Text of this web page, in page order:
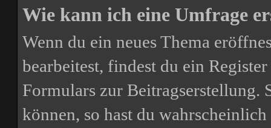
Wie kann ich eine Umfrage
Wenn du ein neues Thema
bearbeitest, findest du ein
Formulars zur Beitragserstellung.
können, so hast du